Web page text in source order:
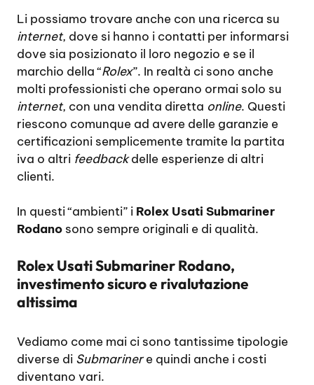
Li possiamo trovare anche con una ricerca su
internet, dove si hanno i contatti per informarsi
dove sia posizionato il loro negozio e se il
marchio della “Rolex”. In realtà ci sono anche
molti professionisti che operano ormai solo su
internet, con una vendita diretta online. Questi
riescono comunque ad avere delle garanzie e
certificazioni semplicemente tramite la partita
iva o altri feedbackdelle esperienze di altri
clienti.
In questi “ambienti” i Rolex Usati Submariner
Rodano sono sempre originali e di qualità.
Rolex Usati Submariner Rodano,
investimento sicuro e rivalutazione
altissima
Vediamo come mai ci sono tantissime tipologie
diverse di Submarinere quindi anche i costi
diventano vari.